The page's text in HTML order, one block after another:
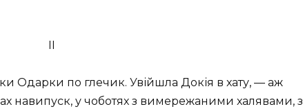
II
Одарки по глечик. Увійшла Докія в хату, — аж
навипуск, у чоботях з вимережаними халявами, з